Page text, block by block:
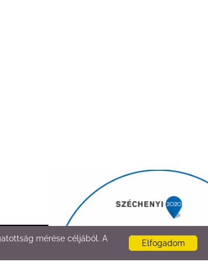
Elfogadom
mérése céljából. A